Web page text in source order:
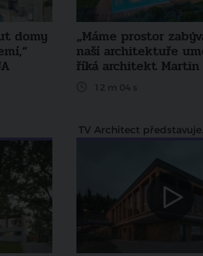
domy „Máme prostor
naší architektuře
říká architekt Martin
12 m 04 s
TV Architect